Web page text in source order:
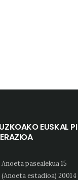
EUSKAL
Anoeta pasealekua 15
(Anoeta estadioa) 20014